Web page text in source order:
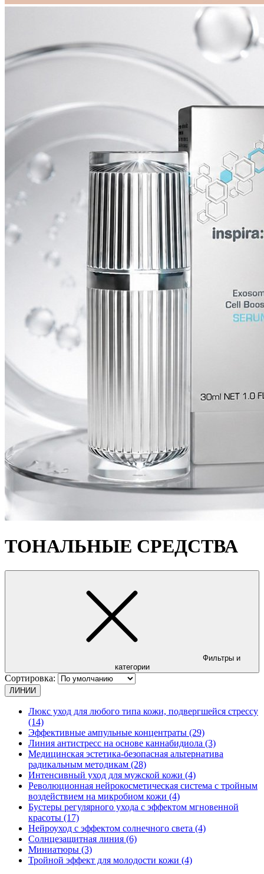
ТОНАЛЬНЫЕ СРЕДСТВА
Фильтры и
категории
Сортировка:
ЛИНИИ
Люкс уход для любого типа кожи, подвергшейся стрессу
(14)
Эффективные ампульные концентраты (29)
Линия антистресс на основе каннабидиола (3)
Медицинская эстетика-безопасная альтернатива
радикальным методикам (28)
Интенсивный уход для мужской кожи (4)
Революционная нейрокосметическая система с тройным
воздействием на микробиом кожи (4)
Бустеры регулярного ухода с эффектом мгновенной
красоты (17)
Нейроуход с эффектом солнечного света (4)
Солнцезащитная линия (6)
Миниатюры (3)
Тройной эффект для молодости кожи (4)